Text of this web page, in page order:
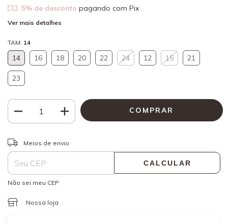
5% de desconto pagando com Pix
Ver mais detalhes
TAM: 14
14 16 18 20 22 24 12 15 21
23
Entregas para o CEP:
Meios de envio
CALCULAR
Não sei meu CEP
Nossa loja